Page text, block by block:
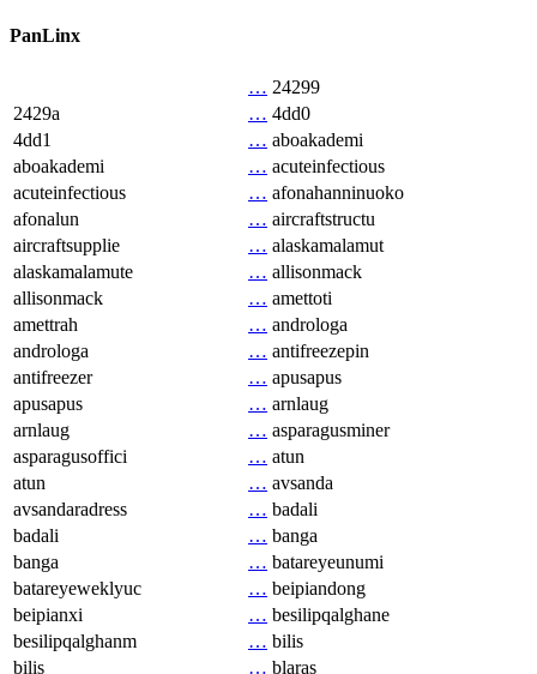
PanLinx
… 24299
2429a
… 4dd0
4dd1
… aboakademi
aboakademi
… acuteinfectious
acuteinfectious
… afonahanninuoko
afonalun
… aircraftstructu
aircraftsupplie
… alaskamalamut
alaskamalamute
… allisonmack
allisonmack
… amettoti
amettrah
… androloga
androloga
… antifreezepin
antifreezer
… apusapus
apusapus
… arnlaug
arnlaug
… asparagusminer
asparagusoffici
… atun
atun
… avsanda
avsandaradress
… badali
badali
… banga
banga
… batareyeunumi
batareyeweklyuc
… beipiandong
beipianxi
… besilipqalghane
besilipqalghanm
… bilis
bilis
… blaras